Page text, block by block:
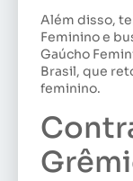
Além disso,
Feminino e
Gaúcho
Brasil, que
feminino.